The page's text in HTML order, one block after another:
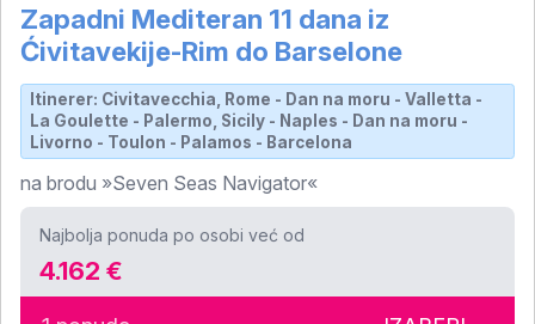
Zapadni Mediteran 11 dana iz
Ćivitavekije-Rim do Barselone
Itinerer: Civitavecchia, Rome - Dan na moru - Valletta -
La Goulette - Palermo, Sicily - Naples - Dan na moru -
Livorno - Toulon - Palamos - Barcelona
na brodu »Seven Seas Navigator«
Najbolja ponuda po osobi već od
4.162 €